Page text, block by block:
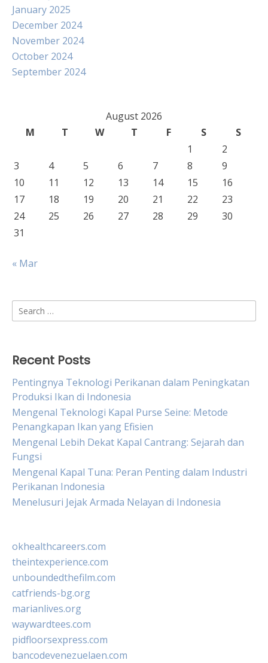
January 2025
December 2024
November 2024
October 2024
September 2024
August 2026
M
T W T F S
S
1
2
3
4 5 6 7 8
9
10
11 12 13 14 15
16
17
18 19 20 21 22
23
24
25 26 27 28 29
30
31
« Mar
Search
for:
Recent Posts
Pentingnya Teknologi Perikanan dalam Peningkatan
Produksi Ikan di Indonesia
Mengenal Teknologi Kapal Purse Seine: Metode
Penangkapan Ikan yang Efisien
Mengenal Lebih Dekat Kapal Cantrang: Sejarah dan
Fungsi
Mengenal Kapal Tuna: Peran Penting dalam Industri
Perikanan Indonesia
Menelusuri Jejak Armada Nelayan di Indonesia
okhealthcareers.com
theintexperience.com
unboundedthefilm.com
catfriends-bg.org
marianlives.org
waywardtees.com
pidfloorsexpress.com
bancodevenezuelaen.com